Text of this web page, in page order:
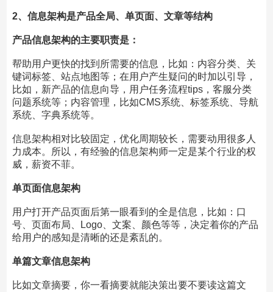
2、信息架构是产品全局、单页面、文章等结构
产品信息架构的主要职责是：
帮助用户更快的找到所需要的信息，比如：内容分类、关
键词标签、站点地图等；在用户产生疑问的时加以引导，
比如，新产品的信息向导，用户任务流程tips，客服分类
问题系统等；内容管理，比如CMS系统、标签系统、导航
系统、字典系统等。
信息架构相对比较固定，优化周期较长，需要动用很多人
力成本。所以，有经验的信息架构师一定是某个行业的权
威，薪资不菲。
单页面信息架构
用户打开产品页面后第一眼看到的全是信息，比如：口
号、页面布局、Logo、文案、颜色等等，决定着你的产品
给用户的感知是清晰的还是紊乱的。
单篇文章信息架构
比如文章摘要，你一看摘要就能决策出要不要读这篇文